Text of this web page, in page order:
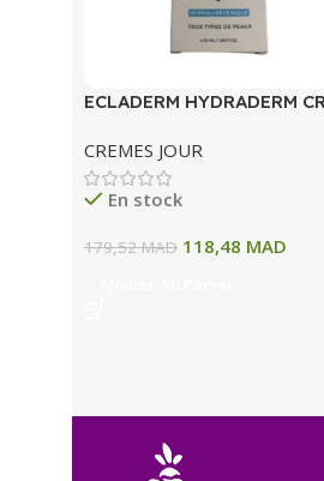
ECLADERM HYDRADERM
ML
CREMES JOUR
En stock
179,52MAD 118,48 MAD